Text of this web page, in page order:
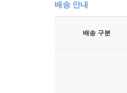
배송 안내
배송 구분